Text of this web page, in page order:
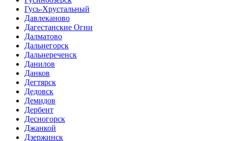
Гусь-Хрустальный
Давлеканово
Дагестанские Огни
Далматово
Дальнегорск
Дальнереченск
Данилов
Данков
Дегтярск
Дедовск
Демидов
Дербент
Десногорск
Джанкой
Дзержинск